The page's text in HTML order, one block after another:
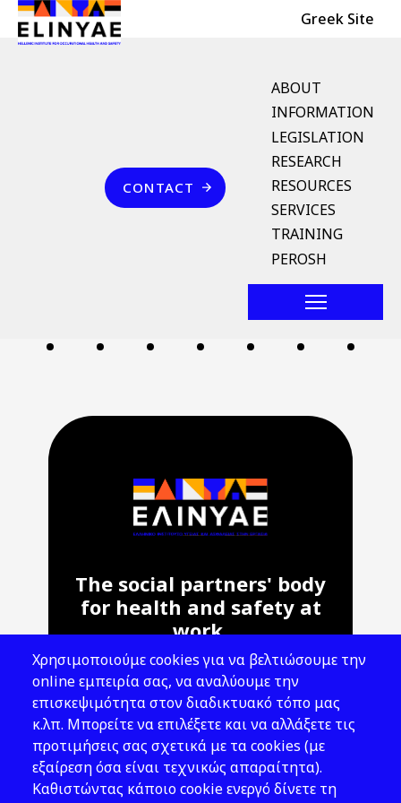
Skip to main content
Header Top Greek Site
English Menu
ABOUT
INFORMATION
LEGISLATION
RESEARCH
RESOURCES
SERVICES
TRAINING
PEROSH
Επικοινωνία
CONTACT
Breadcrumb
στατικό ναυπήγημα
The social partners' body
for health and safety at
work.
Address: 143 Liosion & 6 Thirsiou, 104
45, Athens
T: 210 82 00 100
e: info@elinyae.gr
Follow Us
Χρησιμοποιούμε cookies για να βελτιώσουμε την
online εμπειρία σας, να αναλύουμε την
επισκεψιμότητα στον διαδικτυακό τόπο μας
κ.λπ. Μπορείτε να επιλέξετε και να αλλάξετε τις
προτιμήσεις σας σχετικά με τα cookies (με
εξαίρεση όσα είναι τεχνικώς απαραίτητα).
Καθιστώντας κάποιο cookie ενεργό δίνετε τη